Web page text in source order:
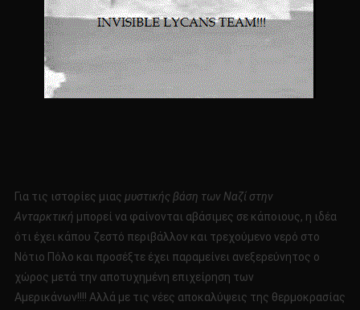
Για τις ιστορίες μιας μυστικής βάση των Ναζί στην
Ανταρκτική μπορεί να φαίνονται αβάσιμες σε κάποιους, η ιδέα
ότι έχει κάπου ζεστό περιβάλλον και τρεχούμενο νερό στο
Νότιο Πόλο και προσέξτε έχει παραμείνει ανεξερεύνητος ο
χώρος μετά την αποτυχημένη επιχείρηση των
Αμερικάνων!!!! Αλλά με τις νέες αποκαλύψεις της θερμοκρασίας